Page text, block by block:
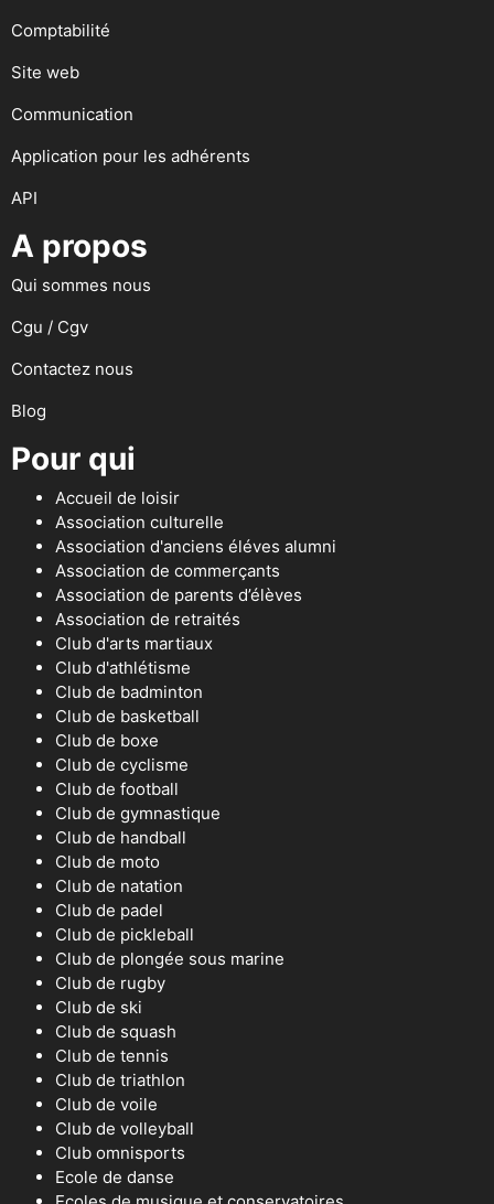
Comptabilité
Site web
Communication
Application pour les adhérents
API
A propos
Qui sommes nous
Cgu / Cgv
Contactez nous
Blog
Pour qui
Accueil de loisir
Association culturelle
Association d'anciens éléves alumni
Association de commerçants
Association de parents d’élèves
Association de retraités
Club d'arts martiaux
Club d'athlétisme
Club de badminton
Club de basketball
Club de boxe
Club de cyclisme
Club de football
Club de gymnastique
Club de handball
Club de moto
Club de natation
Club de padel
Club de pickleball
Club de plongée sous marine
Club de rugby
Club de ski
Club de squash
Club de tennis
Club de triathlon
Club de voile
Club de volleyball
Club omnisports
Ecole de danse